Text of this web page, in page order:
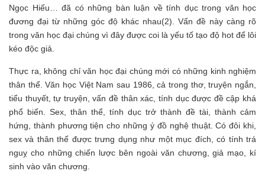
Ngọc Hiếu… đã có những bàn luận về tính dục trong văn học
đương đại từ những góc độ khác nhau(2). Vấn đề này càng rõ
trong văn học đại chúng vì đây được coi là yếu tố tạo độ hot để lôi
kéo độc giả.
Thực ra, không chỉ văn học đại chúng mới có những kinh nghiệm
thân thể. Văn học Việt Nam sau 1986, cả trong thơ, truyện ngắn,
tiểu thuyết, tự truyện, vấn đề thân xác, tính dục được đề cập khá
phổ biến. Sex, thân thể, tính dục trở thành đề tài, thành cảm
hứng, thành phương tiện cho những ý đồ nghệ thuật. Có đôi khi,
sex và thân thể được trưng dụng như một mục đích, có tính trá
nguỵ cho những chiến lược bên ngoài văn chương, giả mạo, kí
sinh vào văn chương.